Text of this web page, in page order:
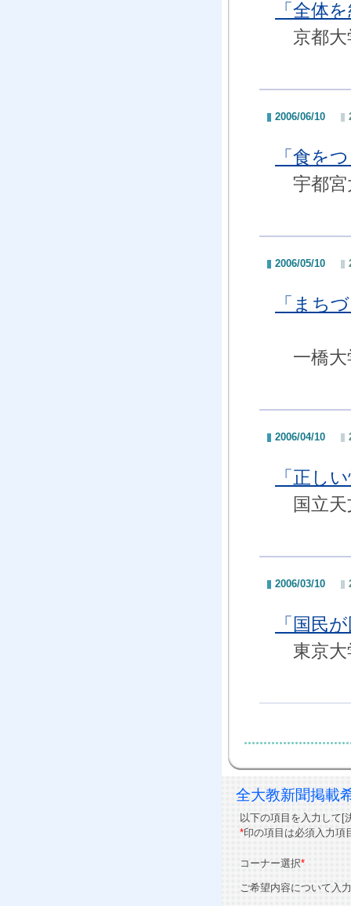
「全体
京都大
2006/06/10
「食を
宇都宮
2006/05/10
「まち
一橋大
2006/04/10
「正し
国立天
2006/03/10
「国民
東京大
全大教新聞掲載
以下の項目を入力して[
*印の項目は必須入力項
コーナー選択*
ご希望内容について入